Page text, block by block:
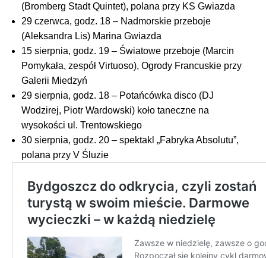
(Bromberg Stadt Quintet), polana przy KS Gwiazda
29 czerwca, godz. 18 – Nadmorskie przeboje
(Aleksandra Lis) Marina Gwiazda
15 sierpnia, godz. 19 – Światowe przeboje (Marcin
Pomykała, zespół Virtuoso), Ogrody Francuskie przy
Galerii Miedzyń
29 sierpnia, godz. 18 – Potańcówka disco (DJ
Wodzirej, Piotr Wardowski) koło taneczne na
wysokości ul. Trentowskiego
30 sierpnia, godz. 20 – spektakl „Fabryka Absolutu”,
polana przy V Śluzie